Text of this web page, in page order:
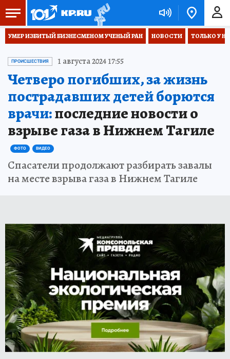
УМЕР ИЗБИТЫЙ БИЗНЕСМЕНОМ УЧЕНЫЙ РАН НОВОСТИ ТОЛЬКО У
ПРОИСШЕСТВИЯ 1 августа 2024 17:55
Четверо погибших, за жизнь
пострадавших детей борются
врачи:последние новости о
взрыве газа в Нижнем Тагиле
ФОТО ВИДЕО
Спасатели продолжают разбирать завалы
на месте взрыва газа в Нижнем Тагиле